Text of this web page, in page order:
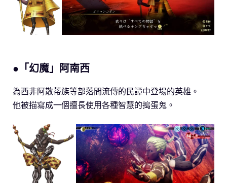
●「幻魔」阿南西
為西非阿散蒂族等部落間流傳的民譚中登場的英雄。
他被描寫成一個擅長使用各種智慧的搗蛋鬼。